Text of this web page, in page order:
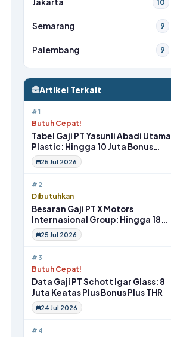
Jakarta 10
Semarang 9
Palembang 9
Artikel Terkait
#1
Butuh Cepat!
Tabel Gaji PT Yasunli Abadi Utama
Plastic: Hingga 10 Juta Bonus
Melimpah Lengkap Tunjangan
25 Jul 2026
#2
Dibutuhkan
Besaran Gaji PT X Motors
Internasional Group: Hingga 18
Juta Gym Membership Makan
Siang
25 Jul 2026
#3
Butuh Cepat!
Data Gaji PT Schott Igar Glass: 8
Juta Keatas Plus Bonus Plus THR
24 Jul 2026
#4